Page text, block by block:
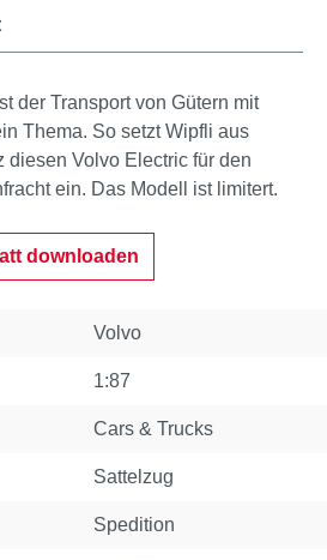
der Transport von Gütern mit
Thema. So setzt Wipfli aus
diesen Volvo Electric für den
ein. Das Modell ist limitert.
downloaden
Volvo
1:87
Cars & Trucks
Sattelzug
Spedition